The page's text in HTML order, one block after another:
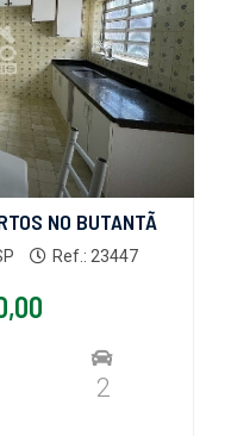
NO BUTANTÃ
Ref.: 23447
2